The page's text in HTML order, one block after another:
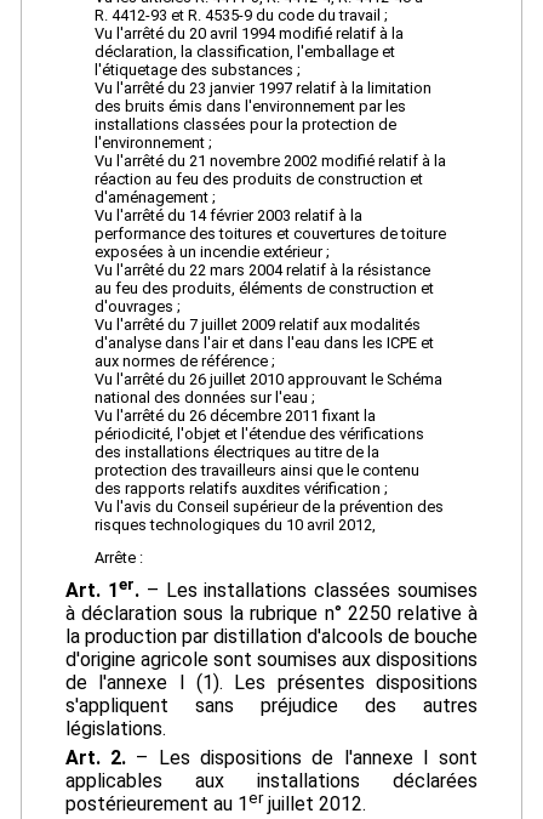
R. 4412-93 et R. 4535-9 du code du travail ;
Vu l'arrêté du 20 avril 1994 modifié relatif à la
déclaration, la classification, l'emballage et
l'étiquetage des substances ;
Vu l'arrêté du 23 janvier 1997 relatif à la limitation
des bruits émis dans l'environnement par les
installations classées pour la protection de
l'environnement ;
Vu l'arrêté du 21 novembre 2002 modifié relatif à la
réaction au feu des produits de construction et
d'aménagement ;
Vu l'arrêté du 14 février 2003 relatif à la
performance des toitures et couvertures de toiture
exposées à un incendie extérieur ;
Vu l'arrêté du 22 mars 2004 relatif à la résistance
au feu des produits, éléments de construction et
d'ouvrages ;
Vu l'arrêté du 7 juillet 2009 relatif aux modalités
d'analyse dans l'air et dans l'eau dans les ICPE et
aux normes de référence ;
Vu l'arrêté du 26 juillet 2010 approuvant le Schéma
national des données sur l'eau ;
Vu l'arrêté du 26 décembre 2011 fixant la
périodicité, l'objet et l'étendue des vérifications
des installations électriques au titre de la
protection des travailleurs ainsi que le contenu
des rapports relatifs auxdites vérification ;
Vu l'avis du Conseil supérieur de la prévention des
risques technologiques du 10 avril 2012,
Arrête :
Art. 1er.– Les installations classées soumises
à déclaration sous la rubrique n° 2250 relative à
la production par distillation d'alcools de bouche
d'origine agricole sont soumises aux dispositions
de l'annexe I (1). Les présentes dispositions
s'appliquent sans préjudice des autres
législations.
Art. 2. – Les dispositions de l'annexe I sont
applicables aux installations déclarées
postérieurement au 1erjuillet 2012.